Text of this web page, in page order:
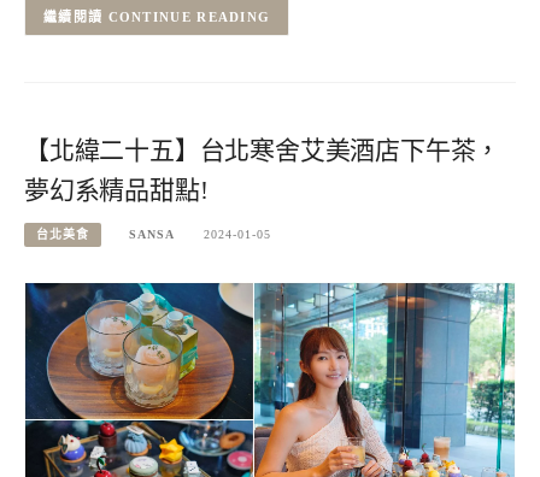
CONTINUE READING
【北緯二十五】台北寒舍艾美酒店下午茶，
夢幻系精品甜點!
台北美食 SANSA 2024-01-05